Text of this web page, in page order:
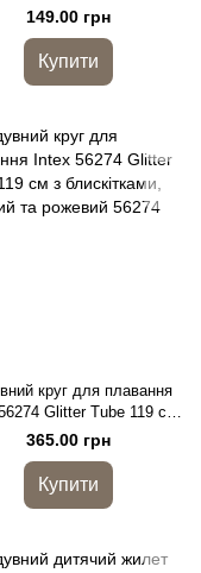
вініл 0,25 мм
149.00 грн
Купити
круг для плавання
Glitter Tube 119 см
золотий та
рожевий
365.00 грн
Купити